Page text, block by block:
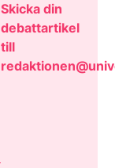
Skicka din
debattartikel
till